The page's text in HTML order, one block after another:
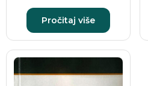
Pročitaj više